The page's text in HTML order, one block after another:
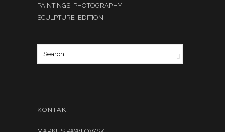
PAINTINGS PHOTOGRAPHY
SCULPTURE EDITION
KONTAKT